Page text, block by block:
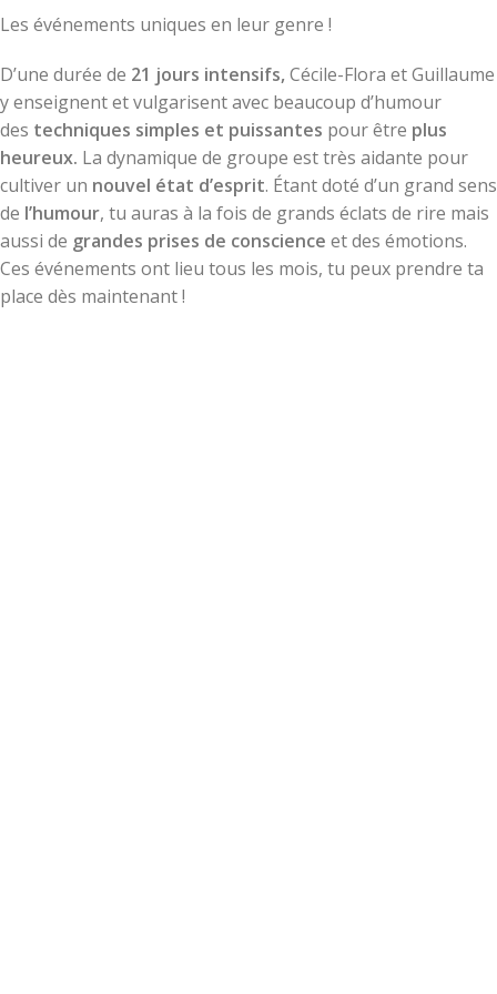
Les événements uniques en leur genre !
D’une durée de 21 jours intensifs,Cécile-Flora et Guillaume
y enseignent et vulgarisent avec beaucoup d’humour
des techniques simples et puissantes pour être plus
heureux. La dynamique de groupe est très aidante pour
cultiver un nouvel état d’esprit. Étant doté d’un grand sens
de l’humour, tu auras à la fois de grands éclats de rire mais
aussi de grandes prises de conscience et des émotions.
Ces événements ont lieu tous les mois, tu peux prendre ta
place dès maintenant !